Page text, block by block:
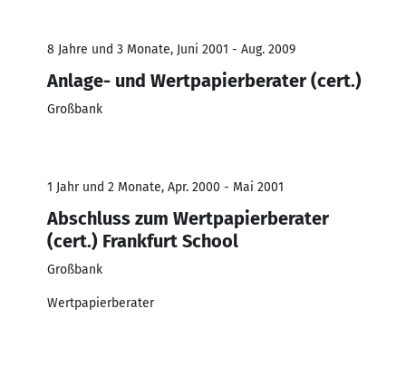
8 Jahre und 3 Monate, Juni 2001 - Aug. 2009
Anlage- und Wertpapierberater (cert.)
Großbank
1 Jahr und 2 Monate, Apr. 2000 - Mai 2001
Abschluss zum Wertpapierberater
(cert.) Frankfurt School
Großbank
Wertpapierberater